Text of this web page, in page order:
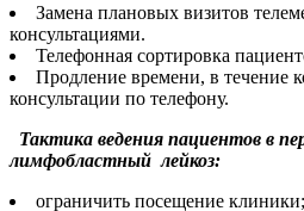
Замена плановых визитов
консультациями.
Телефонная сортировка
Продление времени, в течение
консультации по телефону.
Тактика ведения пациентов в
лимфобластный лейкоз:
ограничить посещение клиники;